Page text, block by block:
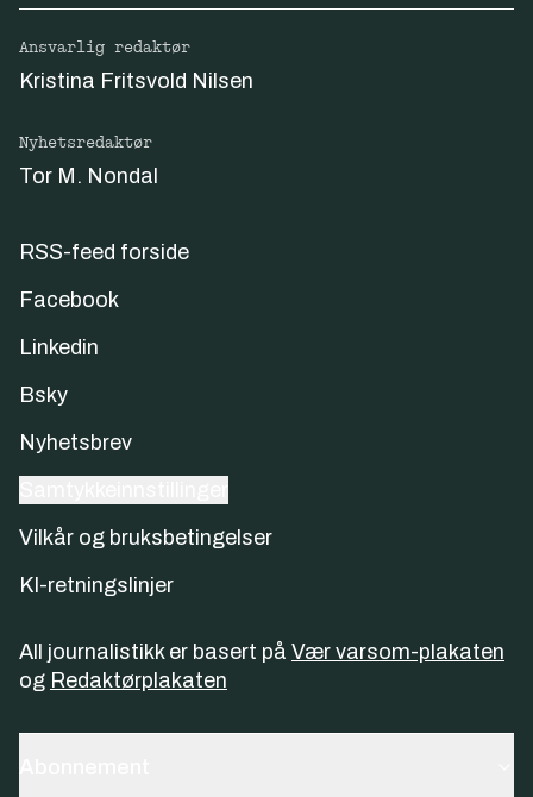
Ansvarlig redaktør
Kristina Fritsvold Nilsen
Nyhetsredaktør
Tor M. Nondal
RSS-feed forside
Facebook
Linkedin
Bsky
Nyhetsbrev
Vilkår og bruksbetingelser
KI-retningslinjer
All journalistikk er basert på Vær varsom-plakaten
og Redaktørplakaten